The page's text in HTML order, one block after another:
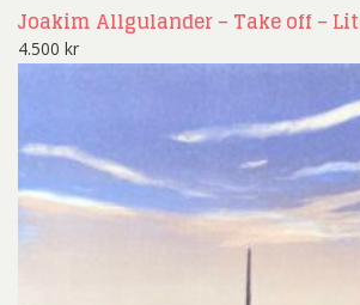
Joakim Allgulander – Take off –
4.500 kr